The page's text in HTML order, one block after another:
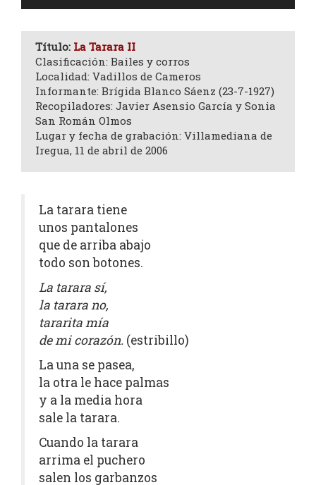
Título: La Tarara II
Clasificación: Bailes y corros
Localidad: Vadillos de Cameros
Informante: Brígida Blanco Sáenz (23-7-1927)
Recopiladores: Javier Asensio García y Sonia
San Román Olmos
Lugar y fecha de grabación: Villamediana de
Iregua, 11 de abril de 2006
La tarara tiene
unos pantalones
que de arriba abajo
todo son botones.
La tarara sí,
la tarara no,
tararita mía
de mi corazón. (estribillo)
La una se pasea,
la otra le hace palmas
y a la media hora
sale la tarara.
Cuando la tarara
arrima el puchero
salen los garbanzos